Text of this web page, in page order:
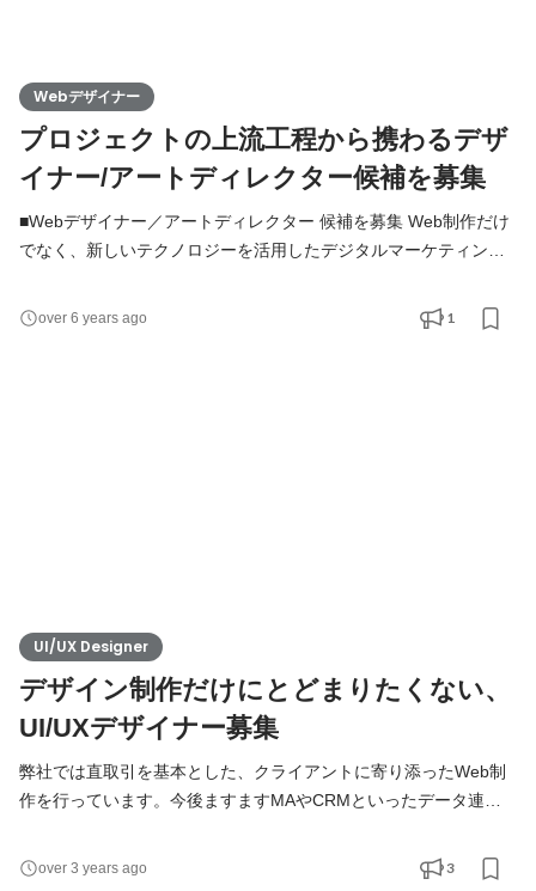
Webデザイナー
プロジェクトの上流工程から携わるデザ
イナー/アートディレクター候補を募集
■Webデザイナー／アートディレクター 候補を募集 Web制作だけ
でなく、新しいテクノロジーを活用したデジタルマーケティング
の育成をしつつ、サービスのクオリティコントロールをする等、
アートディレクターとしても活躍していただきたいと思っていま
over 6 years ago 1
UI/UX Designer
デザイン制作だけにとどまりたくない、
UI/UXデザイナー募集
弊社では直取引を基本とした、クライアントに寄り添ったWeb制
作を行っています。今後ますますMAやCRMといったデータ連携
たブランディング戦略やユーザー体験を考えたデザインをした
over 3 years ago 3